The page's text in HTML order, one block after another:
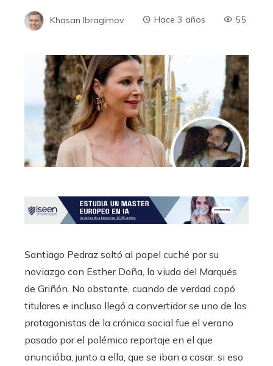
Khasan Ibragimov Hace 3 años 55
Santiago Pedraz saltó al papel cuché por su
noviazgo con Esther Doña, la viuda del Marqués
de Griñón. No obstante, cuando de verdad copó
titulares e incluso llegó a convertidor se uno de los
protagonistas de la crónica social fue el verano
pasado por el polémico reportaje en el que
anuncióba, junto a ella, que se iban a casar. si eso